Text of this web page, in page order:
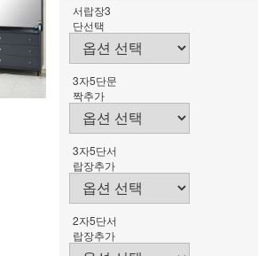
서랍장3
단선택
3자5단문
짝추가
3자5단서
랍장추가
2자5단서
랍장추가